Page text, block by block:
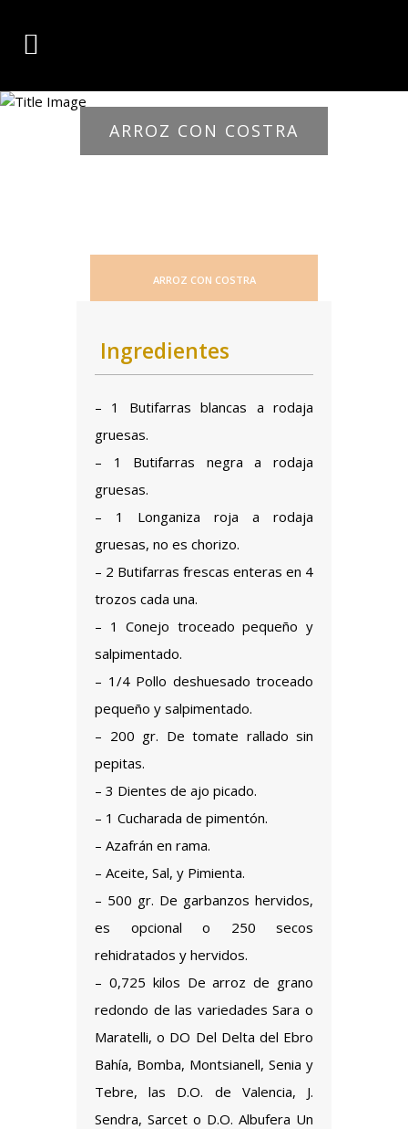
ARROZ CON COSTRA
ARROZ CON COSTRA
Ingredientes
– 1 Butifarras blancas a rodaja
gruesas.
– 1 Butifarras negra a rodaja
gruesas.
– 1 Longaniza roja a rodaja
gruesas, no es chorizo.
– 2 Butifarras frescas enteras en 4
trozos cada una.
– 1 Conejo troceado pequeño y
salpimentado.
– 1/4 Pollo deshuesado troceado
pequeño y salpimentado.
– 200 gr. De tomate rallado sin
pepitas.
– 3 Dientes de ajo picado.
– 1 Cucharada de pimentón.
– Azafrán en rama.
– Aceite, Sal, y Pimienta.
– 500 gr. De garbanzos hervidos,
es opcional o 250 secos
rehidratados y hervidos.
– 0,725 kilos De arroz de grano
redondo de las variedades Sara o
Maratelli, o DO Del Delta del Ebro
Bahía, Bomba, Montsianell, Senia y
Tebre, las D.O. de Valencia, J.
Sendra, Sarcet o D.O. Albufera Un